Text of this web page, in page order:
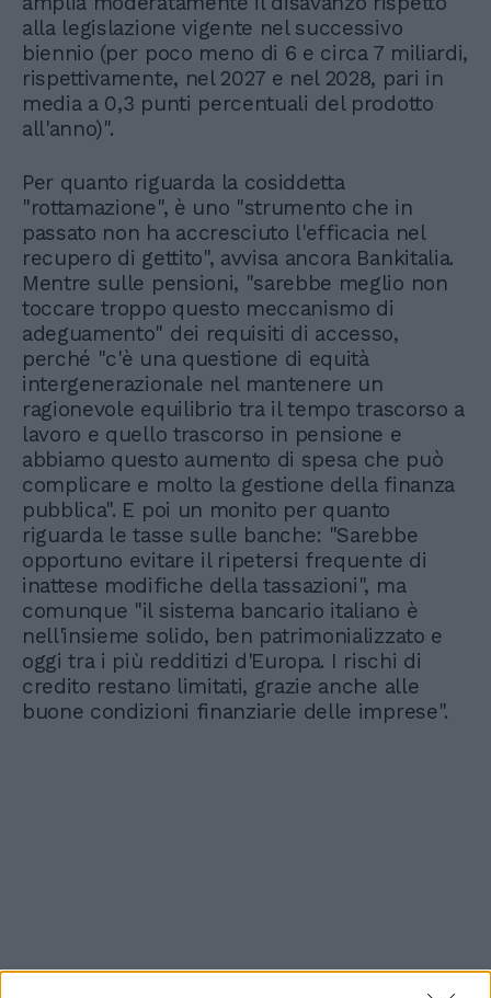
alla legislazione vigente nel successivo
biennio (per poco meno di 6 e circa 7 miliardi,
rispettivamente, nel 2027 e nel 2028, pari in
media a 0,3 punti percentuali del prodotto
all'anno)".
Per quanto riguarda la cosiddetta
"rottamazione", è uno "strumento che in
passato non ha accresciuto l'efficacia nel
recupero di gettito", avvisa ancora Bankitalia.
Mentre sulle pensioni, "sarebbe meglio non
toccare troppo questo meccanismo di
adeguamento" dei requisiti di accesso,
perché "c'è una questione di equità
intergenerazionale nel mantenere un
ragionevole equilibrio tra il tempo trascorso a
lavoro e quello trascorso in pensione e
abbiamo questo aumento di spesa che può
complicare e molto la gestione della finanza
pubblica". E poi un monito per quanto
riguarda le tasse sulle banche: "Sarebbe
opportuno evitare il ripetersi frequente di
inattese modifiche della tassazioni", ma
comunque "il sistema bancario italiano è
nell'insieme solido, ben patrimonializzato e
oggi tra i più redditizi d'Europa. I rischi di
credito restano limitati, grazie anche alle
buone condizioni finanziarie delle imprese".